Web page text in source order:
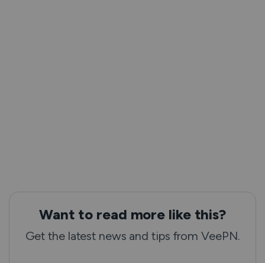
Want to read more like this?
Get the latest news and tips from VeePN.